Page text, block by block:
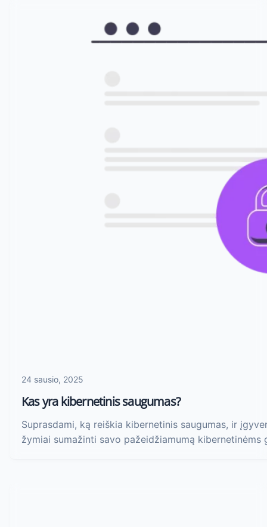
24 sausio, 2025
Kas yra kibernetinis saugumas?
Suprasdami, ką reiškia kibernetinis saugumas, ir
žymiai sumažinti savo pažeidžiamumą kibernetinėms